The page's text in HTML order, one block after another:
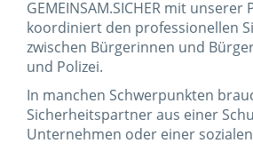
GEMEINSAM.­SICHER mit
koordiniert den professionellen
zwischen Bürgerinnen und
und Polizei.
In manchen Schwerpunkten
Sicherheitspartner aus einer
Unternehmen oder einer